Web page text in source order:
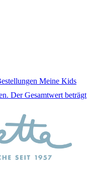
Meine Kids
Der Gesamtwert beträgt